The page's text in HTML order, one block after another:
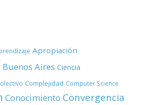
Apropiación
Buenos Aires Ciencia
Complejidad Computer Science
Conocimiento Convergencia